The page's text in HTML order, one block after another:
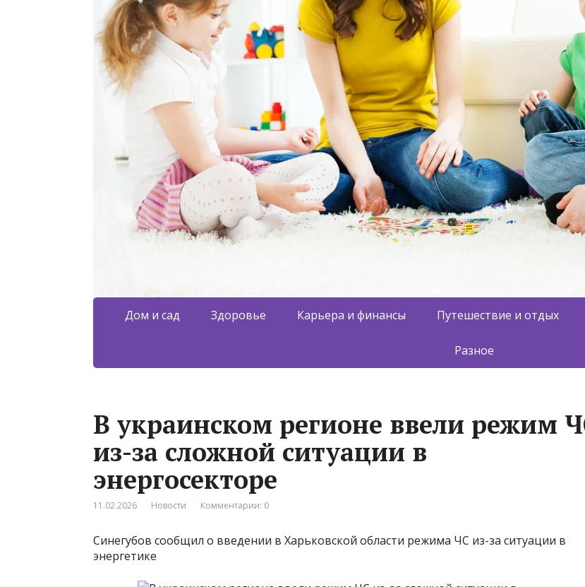
Дом и сад Здоровье Карьера и финансы Путешествие и отдых
Разное
В украинском регионе ввели режим
из-за сложной ситуации в
энергосекторе
11.02.2026 Новости Комментарии: 0
Синегубов сообщил о введении в Харьковской области режима ЧС из-за ситуации в
энергетике